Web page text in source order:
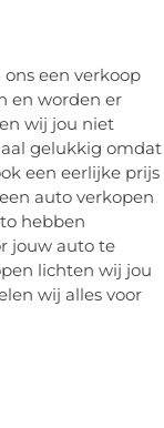
een verkoop
en worden er
wij jou niet
gelukkig omdat
een eerlijke prijs
auto verkopen
hebben
jouw auto te
lichten wij jou
wij alles voor